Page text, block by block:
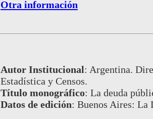
Otra información
Autor Institucional: Argentina.
Estadística y Censos.
Título monográfico: La deuda
Datos de edición: Buenos Aires: La